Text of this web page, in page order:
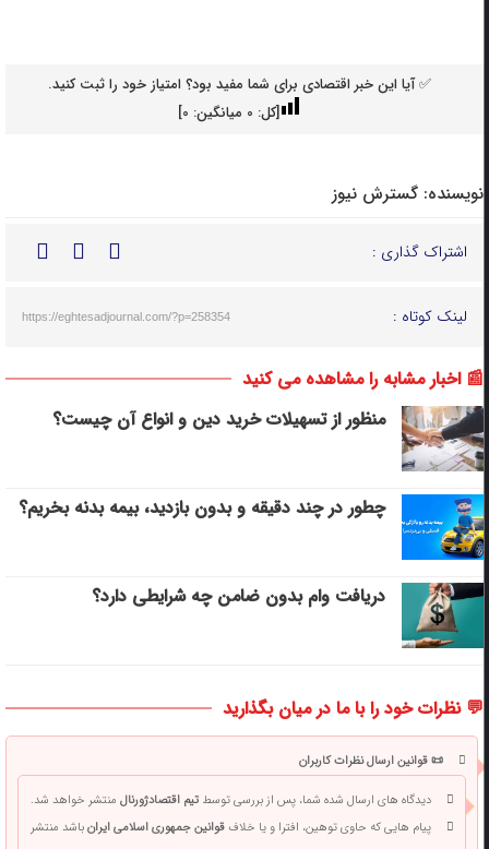
✅ آیا این خبر اقتصادی برای شما مفید بود؟ امتیاز خود را ثبت کنید.
[کل: 0میانگین: 0
]
نویسنده: گسترش نیوز
اشتراک گذاری :
لینک کوتاه : https://eghtesadjournal.com/?p=258354
📰 اخبار مشابه را مشاهده می کنید
منظور از تسهیلات خرید دین و انواع آن چیست؟
چطور در چند دقیقه و بدون بازدید، بیمه بدنه بخریم؟
دریافت وام بدون ضامن چه شرایطی دارد؟
💬 نظرات خود را با ما در میان بگذارید
📜 قوانین ارسال نظرات کاربران
دیدگاه های ارسال شده شما، پس از بررسی توسطتیم اقتصادژورنالمنتشر خواهد شد.
پیام هایی که حاوی توهین، افترا و یا خلافقوانین جمهوری اسلامی ایرانباشد منتشر